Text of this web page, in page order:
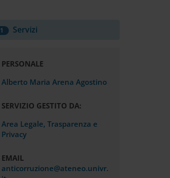
1 Servizi
PERSONALE
Alberto Maria Arena Agostino
SERVIZIO GESTITO DA:
Area Legale, Trasparenza e
Privacy
EMAIL
anticorruzione@ateneo.univr.